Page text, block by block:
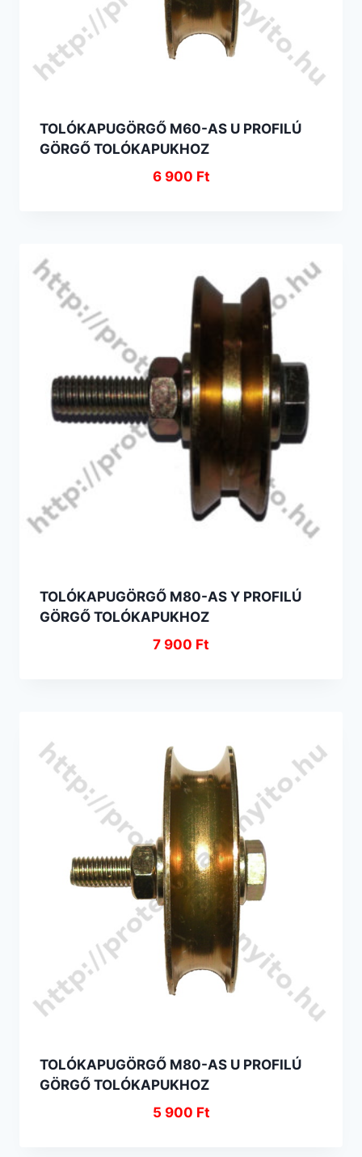
TOLÓKAPUGÖRGŐ M60-AS U PROFILÚ
GÖRGŐ TOLÓKAPUKHOZ
6 900 Ft
TOLÓKAPUGÖRGŐ M80-AS Y PROFILÚ
GÖRGŐ TOLÓKAPUKHOZ
7 900 Ft
TOLÓKAPUGÖRGŐ M80-AS U PROFILÚ
GÖRGŐ TOLÓKAPUKHOZ
5 900 Ft